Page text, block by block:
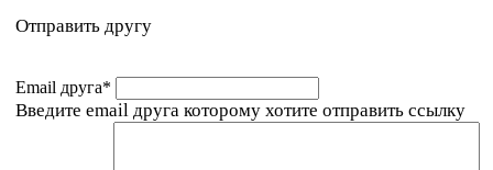
Отправить другу
Email друга*
Введите email друга которому хотите отправить ссылку